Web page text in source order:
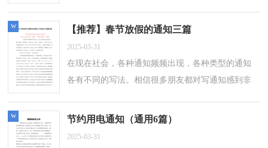
恰当的通知呢？以下是小编收集整理的春节...
【推荐】春节放假的通知三篇
2025-03-31
在现在社会，各种通知频频出现，各种类型的通知
各有不同的写法。相信很多朋友都对写通知感到非
3篇，欢迎大家分享。春节放假的通知...
w
节约用电通知（通用6篇）
2025-03-31
w